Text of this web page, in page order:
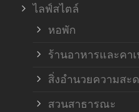
ไลฟ์สไตล์
หอพัก
ร้านอาหารและคา
สิ่งอำนวยความสะ
สวนสาธารณะ